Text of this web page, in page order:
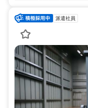
派遣社員